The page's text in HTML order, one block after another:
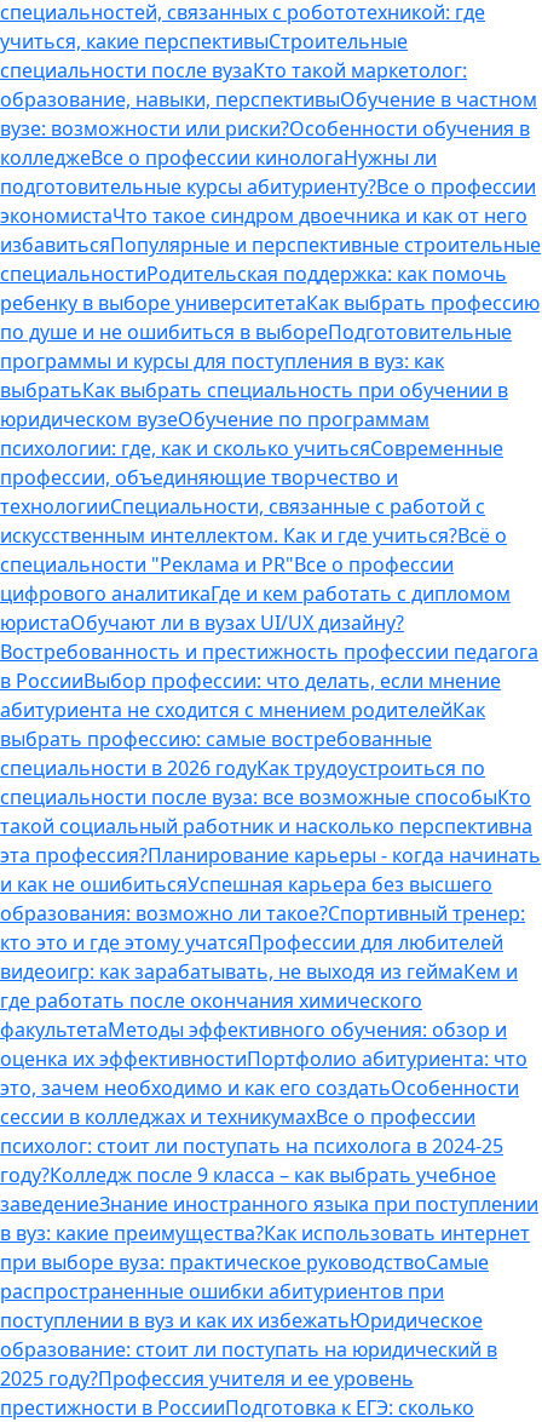
специальностей, связанных с робототехникой: где
учиться, какие перспективыСтроительные
специальности после вузаКто такой маркетолог:
образование, навыки, перспективыОбучение в частном
вузе: возможности или риски?Особенности обучения в
колледжеВсе о профессии кинологаНужны ли
подготовительные курсы абитуриенту?Все о профессии
экономистаЧто такое синдром двоечника и как от него
избавитьсяПопулярные и перспективные строительные
специальностиРодительская поддержка: как помочь
ребенку в выборе университетаКак выбрать профессию
по душе и не ошибиться в выбореПодготовительные
программы и курсы для поступления в вуз: как
выбратьКак выбрать специальность при обучении в
юридическом вузеОбучение по программам
психологии: где, как и сколько учитьсяСовременные
профессии, объединяющие творчество и
технологииСпециальности, связанные с работой с
искусственным интеллектом. Как и где учиться?Всё о
специальности "Реклама и PR"Все о профессии
цифрового аналитикаГде и кем работать с дипломом
юристаОбучают ли в вузах UI/UX дизайну?
Востребованность и престижность профессии педагога
в РоссииВыбор профессии: что делать, если мнение
абитуриента не сходится с мнением родителейКак
выбрать профессию: самые востребованные
специальности в 2026 годуКак трудоустроиться по
специальности после вуза: все возможные способыКто
такой социальный работник и насколько перспективна
эта профессия?Планирование карьеры - когда начинать
и как не ошибитьсяУспешная карьера без высшего
образования: возможно ли такое?Спортивный тренер:
кто это и где этому учатсяПрофессии для любителей
видеоигр: как зарабатывать, не выходя из геймаКем и
где работать после окончания химического
факультетаМетоды эффективного обучения: обзор и
оценка их эффективностиПортфолио абитуриента: что
это, зачем необходимо и как его создатьОсобенности
сессии в колледжах и техникумахВсе о профессии
психолог: стоит ли поступать на психолога в 2024-25
году?Колледж после 9 класса – как выбрать учебное
заведениеЗнание иностранного языка при поступлении
в вуз: какие преимущества?Как использовать интернет
при выборе вуза: практическое руководствоСамые
распространенные ошибки абитуриентов при
поступлении в вуз и как их избежатьЮридическое
образование: стоит ли поступать на юридический в
2025 году?Профессия учителя и ее уровень
престижности в РоссииПодготовка к ЕГЭ: сколько